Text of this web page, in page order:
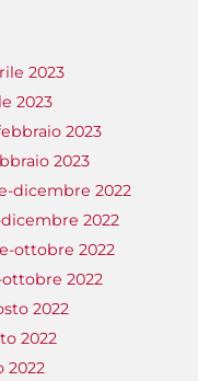
2023
2023
2023
2023
dicembre 2022
2022
ottobre 2022
2022
2022
2022
2022